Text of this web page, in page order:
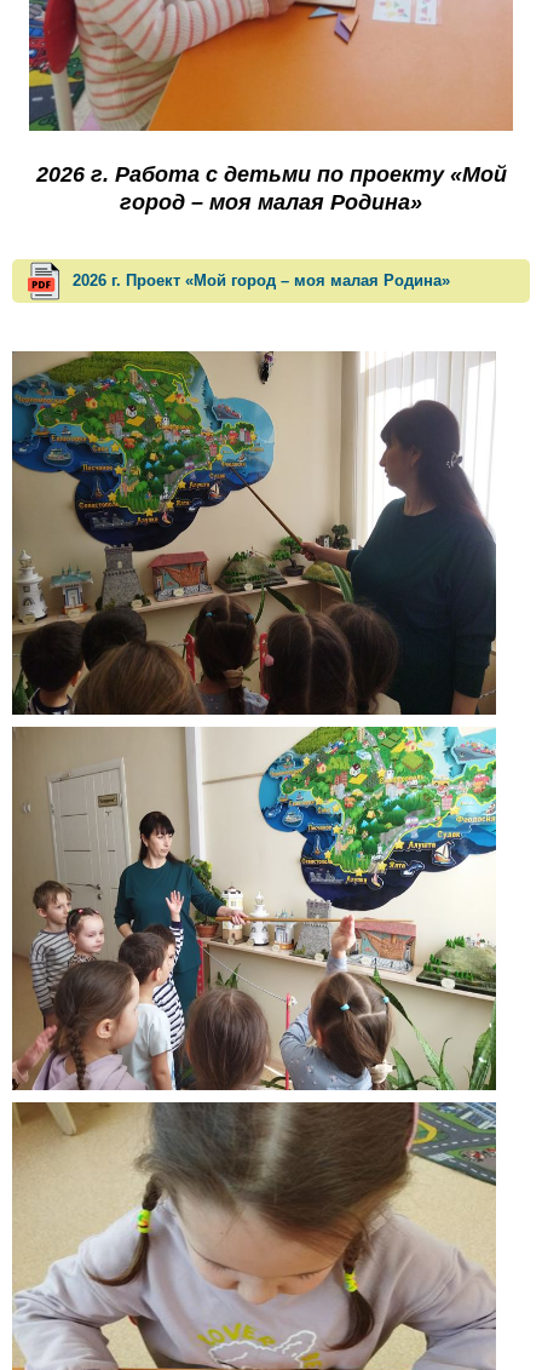
2026 г. Работа с детьми по проекту «Мой
город – моя малая Родина»
2026 г. Проект «Мой город – моя малая Родина»